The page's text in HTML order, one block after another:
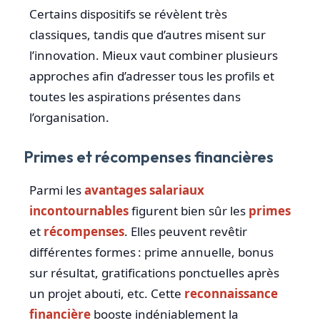
Certains dispositifs se révèlent très
classiques, tandis que d’autres misent sur
l’innovation. Mieux vaut combiner plusieurs
approches afin d’adresser tous les profils et
toutes les aspirations présentes dans
l’organisation.
Primes et récompenses financières
Parmi lesavantages salariaux
incontournablesfigurent bien sûr les primes
et récompenses. Elles peuvent revêtir
différentes formes : prime annuelle, bonus
sur résultat, gratifications ponctuelles après
un projet abouti, etc. Cette reconnaissance
financière booste indéniablement la